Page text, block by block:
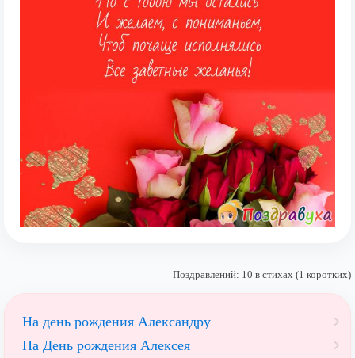
Поздравлений: 10 в стихах (1 коротких)
На день рождения Александру
На День рождения Алексея